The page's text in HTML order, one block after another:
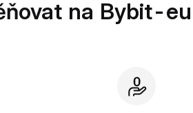
na Bybit-eu